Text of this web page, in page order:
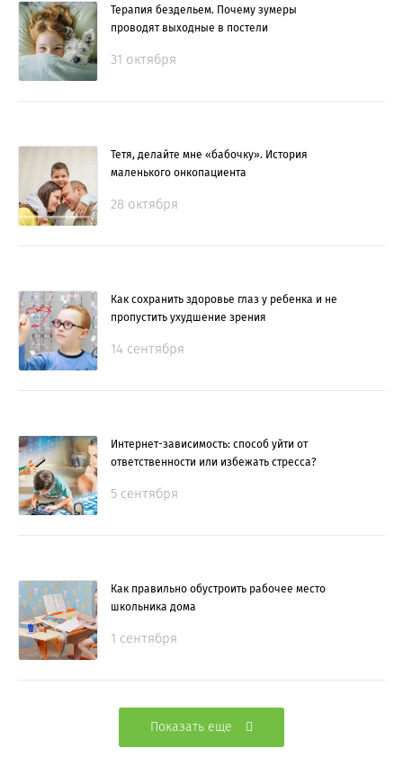
Терапия бездельем. Почему зумеры
проводят выходные в постели
31 октября
Тетя, делайте мне «бабочку». История
маленького онкопациента
28 октября
Как сохранить здоровье глаз у ребенка и не
пропустить ухудшение зрения
14 сентября
Интернет-зависимость: способ уйти от
ответственности или избежать стресса?
5 сентября
Как правильно обустроить рабочее место
школьника дома
1 сентября
Показать еще